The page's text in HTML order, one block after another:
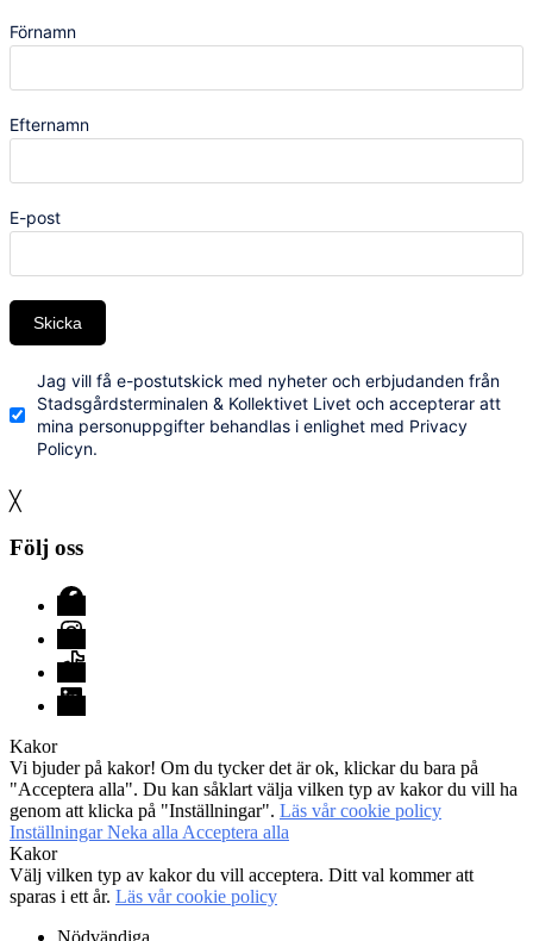
Förnamn
Efternamn
E-post
Skicka
Jag vill få e-postutskick med nyheter och erbjudanden från
Stadsgårdsterminalen & Kollektivet Livet och accepterar att
mina personuppgifter behandlas i enlighet med Privacy
Policyn.
╳
Följ oss
Facebook
Instagram
TikTok
LinkedIn
Kakor
Vi bjuder på kakor! Om du tycker det är ok, klickar du bara på
"Acceptera alla". Du kan såklart välja vilken typ av kakor du vill ha
genom att klicka på "Inställningar". Läs vår cookie policy
InställningarNeka alla Acceptera alla
Kakor
Välj vilken typ av kakor du vill acceptera. Ditt val kommer att
sparas i ett år. Läs vår cookie policy
Nödvändiga